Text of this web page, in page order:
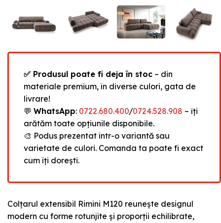
✅ Produsul poate fi deja în stoc – din
materiale premium, în diverse culori, gata de
livrare!
💬 WhatsApp: 0722.680.400/0724.528.908 – îți
arătăm toate opțiunile disponibile.
🎨 Podus prezentat într-o variantă sau
varietate de culori. Comanda ta poate fi exact
cum îți dorești.
Colțarul extensibil Rimini M120 reunește designul
modern cu forme rotunjite și proporții echilibrate,